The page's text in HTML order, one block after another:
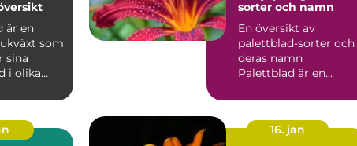
är en
som
sina
i olika
sorter och namn
En översikt av
palettblad-sorter och
deras namn
Palettblad är en
karakteristi...
16. jan